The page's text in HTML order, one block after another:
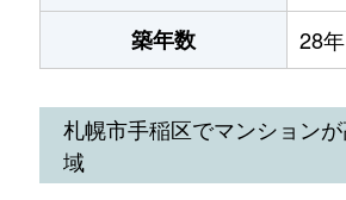
築年数 28年
札幌市手稲区でマンション
域